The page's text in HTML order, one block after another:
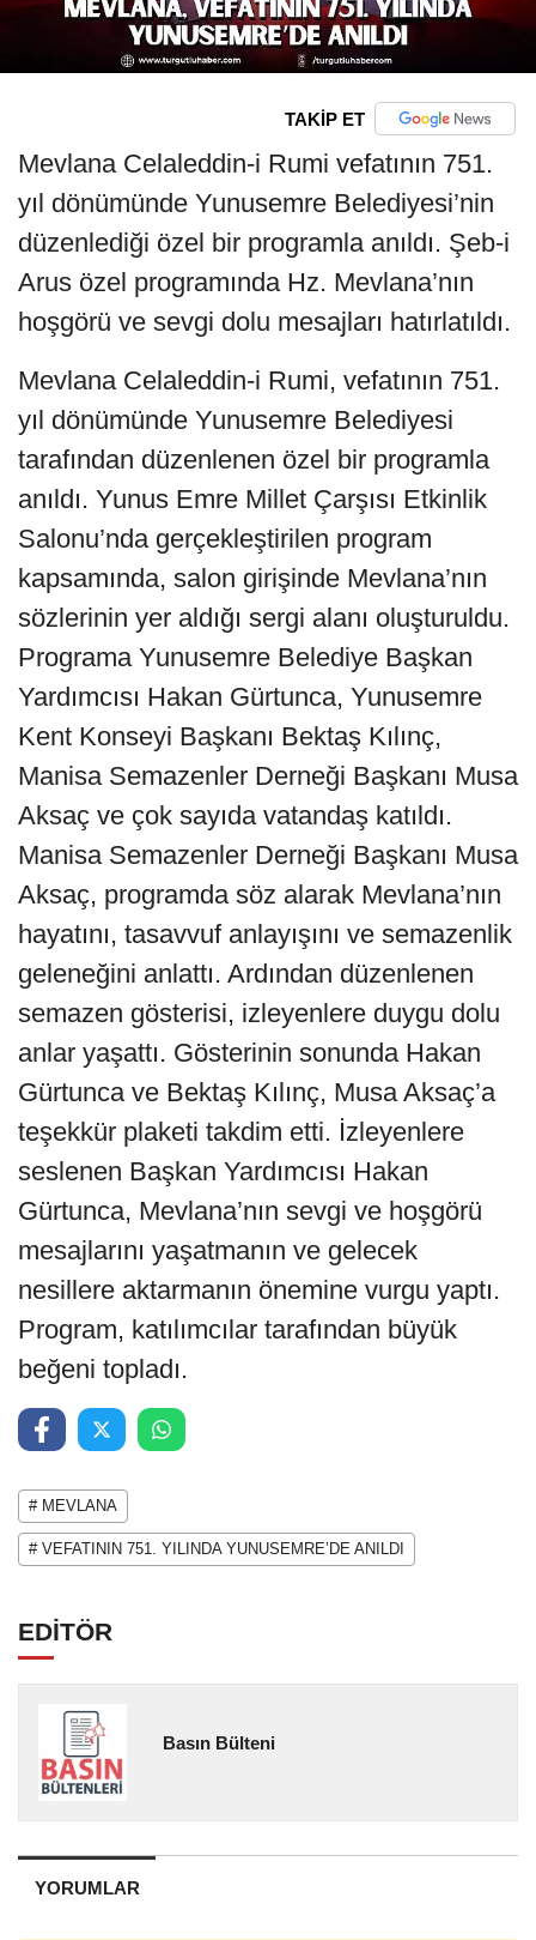
TAKİP ET
Mevlana Celaleddin-i Rumi vefatının 751.
yıl dönümünde Yunusemre Belediyesi’nin
düzenlediği özel bir programla anıldı. Şeb-i
Arus özel programında Hz. Mevlana’nın
hoşgörü ve sevgi dolu mesajları hatırlatıldı.
Mevlana Celaleddin-i Rumi, vefatının 751.
yıl dönümünde Yunusemre Belediyesi
tarafından düzenlenen özel bir programla
anıldı. Yunus Emre Millet Çarşısı Etkinlik
Salonu’nda gerçekleştirilen program
kapsamında, salon girişinde Mevlana’nın
sözlerinin yer aldığı sergi alanı oluşturuldu.
Programa Yunusemre Belediye Başkan
Yardımcısı Hakan Gürtunca, Yunusemre
Kent Konseyi Başkanı Bektaş Kılınç,
Manisa Semazenler Derneği Başkanı Musa
Aksaç ve çok sayıda vatandaş katıldı.
Manisa Semazenler Derneği Başkanı Musa
Aksaç, programda söz alarak Mevlana’nın
hayatını, tasavvuf anlayışını ve semazenlik
geleneğini anlattı. Ardından düzenlenen
semazen gösterisi, izleyenlere duygu dolu
anlar yaşattı. Gösterinin sonunda Hakan
Gürtunca ve Bektaş Kılınç, Musa Aksaç’a
teşekkür plaketi takdim etti. İzleyenlere
seslenen Başkan Yardımcısı Hakan
Gürtunca, Mevlana’nın sevgi ve hoşgörü
mesajlarını yaşatmanın ve gelecek
nesillere aktarmanın önemine vurgu yaptı.
Program, katılımcılar tarafından büyük
beğeni topladı.
# MEVLANA
# VEFATININ 751. YILINDA YUNUSEMRE’DE ANILDI
EDİTÖR
Basın Bülteni
YORUMLAR